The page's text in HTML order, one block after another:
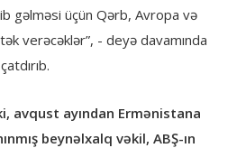
gəlməsi üçün Qərb, Avropa və
verəcəklər”, - deyə davamında
avqust ayından Ermənistana
beynəlxalq vəkil, ABŞ-ın